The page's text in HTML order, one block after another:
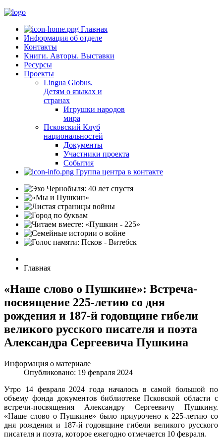
Главная
Информация об отделе
Контакты
Книги. Авторы. Выставки
Ресурсы
Проекты
Lingua Globus.
Детям о языках и
странах
Игрушки народов
мира
Псковский Клуб
национальностей
Документы
Участники проекта
События
Группа центра в контакте
Главная
«Наше слово о Пушкине»: Встреча-
посвящение 225-летию со дня
рождения и 187-й годовщине гибели
великого русского писателя и поэта
Александра Сергеевича Пушкина
Информация о материале
Опубликовано: 19 февраля 2024
Утро 14 февраля 2024 года началось в самой большой по
объему фонда документов библиотеке Псковской области с
встречи-посвящения Александру Сергеевичу Пушкину.
«Наше слово о Пушкине» было приурочено к 225-летию со
дня рождения и 187-й годовщине гибели великого русского
писателя и поэта, которое ежегодно отмечается 10 февраля.